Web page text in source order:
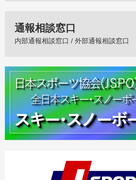
通報相談窓口
内部通報相談窓口 / 外部通報相談窓口